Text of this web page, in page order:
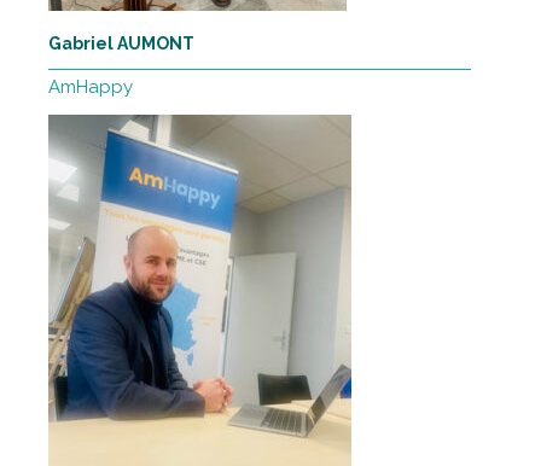
Gabriel AUMONT
AmHappy